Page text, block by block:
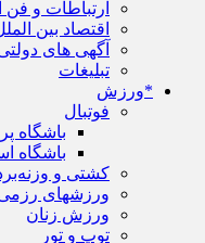
ارتباطات و
اقتصاد بین
آگهی های
تبلیغات
*ورزش
فوتبال
باشگاه
باشگاه
کشتی و
ورزشهای
ورزش زنان
توپ و تور